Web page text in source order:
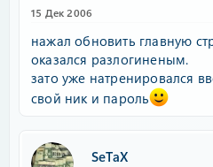
15 Дек 2006
нажал обновить главную
оказался разлогиненым.
зато уже натренировался
свой ник и пароль
SeTaX